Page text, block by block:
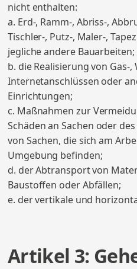
nicht enthalten:
a. Erd-, Ramm-, Abriss-,
Tischler-, Putz-, Maler-,
jegliche andere Bauarbeiten;
b. die Realisierung von Gas-
Internetanschlüssen oder
Einrichtungen;
c. Maßnahmen zur
Schäden an Sachen oder
von Sachen, die sich am
Umgebung befinden;
d. der Abtransport von
Baustoffen oder Abfällen;
e. der vertikale und
Artikel 3: